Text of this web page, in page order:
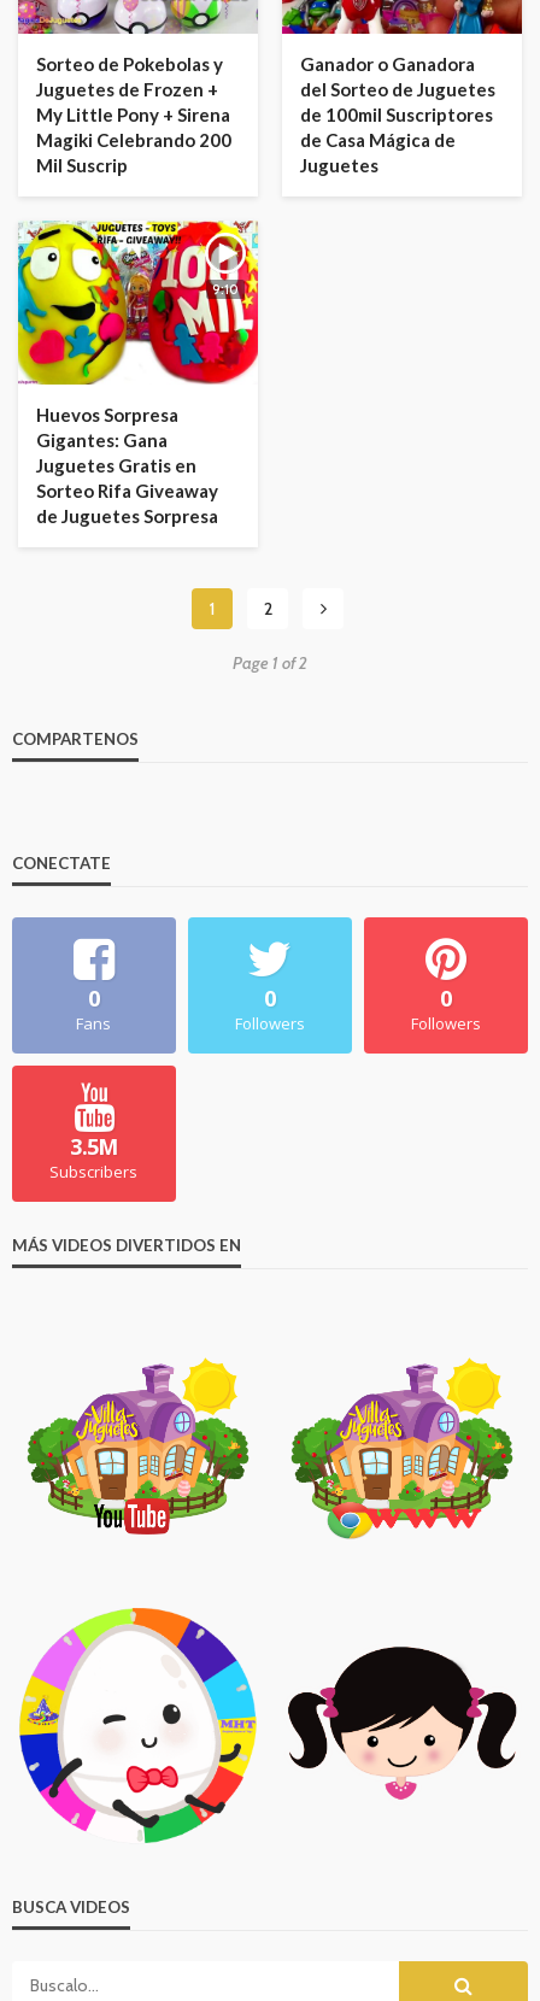
Sorteo de Pokebolas y
Juguetes de Frozen +
My Little Pony + Sirena
Magiki Celebrando 200
Mil Suscrip
Ganador o Ganadora
del Sorteo de Juguetes
de 100mil Suscriptores
de Casa Mágica de
Juguetes
9:10
Huevos Sorpresa
Gigantes: Gana
Juguetes Gratis en
Sorteo Rifa Giveaway
de Juguetes Sorpresa
1 2
Page 1 of 2
COMPARTENOS
CONECTATE
0
Fans
0
Followers
0
Followers
3.5M
Subscribers
MÁS VIDEOS DIVERTIDOS EN
BUSCA VIDEOS